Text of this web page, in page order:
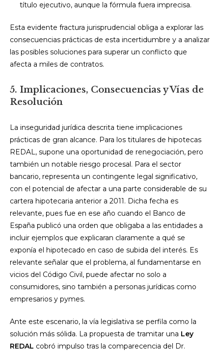
título ejecutivo, aunque la fórmula fuera imprecisa.
Esta evidente fractura jurisprudencial obliga a explorar las
consecuencias prácticas de esta incertidumbre y a analizar
las posibles soluciones para superar un conflicto que
afecta a miles de contratos.
5. Implicaciones, Consecuencias y Vías de
Resolución
La inseguridad jurídica descrita tiene implicaciones
prácticas de gran alcance. Para los titulares de hipotecas
REDAL, supone una oportunidad de renegociación, pero
también un notable riesgo procesal. Para el sector
bancario, representa un contingente legal significativo,
con el potencial de afectar a una parte considerable de su
cartera hipotecaria anterior a 2011. Dicha fecha es
relevante, pues fue en ese año cuando el Banco de
España publicó una orden que obligaba a las entidades a
incluir ejemplos que explicaran claramente a qué se
exponía el hipotecado en caso de subida del interés. Es
relevante señalar que el problema, al fundamentarse en
vicios del Código Civil, puede afectar no solo a
consumidores, sino también a personas jurídicas como
empresarios y pymes.
Ante este escenario, la vía legislativa se perfila como la
solución más sólida. La propuesta de tramitar una Ley
REDAL cobró impulso tras la comparecencia del Dr.